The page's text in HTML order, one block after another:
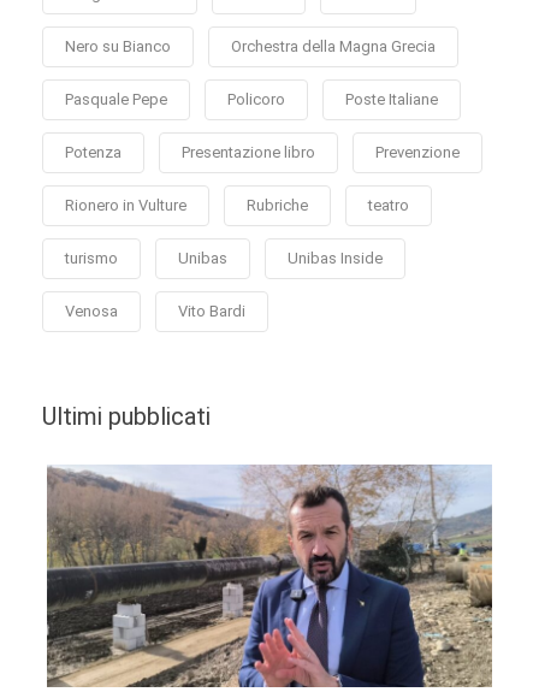
Nero su Bianco Orchestra della Magna Grecia
Pasquale Pepe Policoro Poste Italiane
Potenza Presentazione libro Prevenzione
Rionero in Vulture Rubriche teatro
turismo Unibas Unibas Inside
Venosa Vito Bardi
Ultimi pubblicati